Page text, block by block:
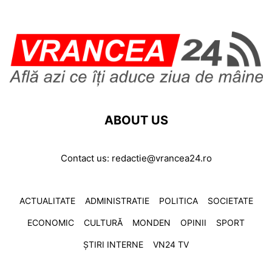
ABOUT US
Contact us: redactie@vrancea24.ro
ACTUALITATE ADMINISTRATIE POLITICA SOCIETATE
ECONOMIC CULTURĂ MONDEN OPINII SPORT
ȘTIRI INTERNE VN24 TV